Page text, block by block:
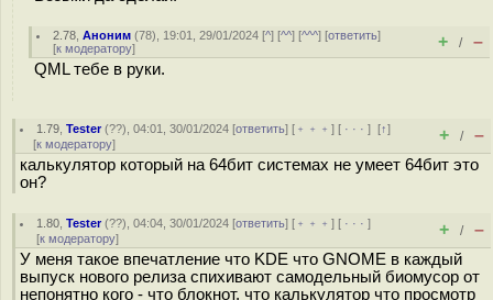
2.78 ,Аноним (78), 19:01, 29/01/2024 [^] [^^] [^^^] [ответить]
[к модератору] + / –
QML тебе в руки.
1.79 ,Tester(??), 04:01, 30/01/2024 [ответить] [ ﹢﹢﹢] [ · · ·][↑]
[к модератору] + / –
калькулятор который на 64бит системах не умеет 64бит это
он?
1.80 ,Tester(??), 04:04, 30/01/2024 [ответить] [ ﹢﹢﹢] [ · · ·]
[к модератору] + / –
У меня такое впечатление что KDE что GNOME в каждый
выпуск нового релиза спихивают самодельный биомусор от
непонятно кого - что блокнот, что калькулятор что просмотр